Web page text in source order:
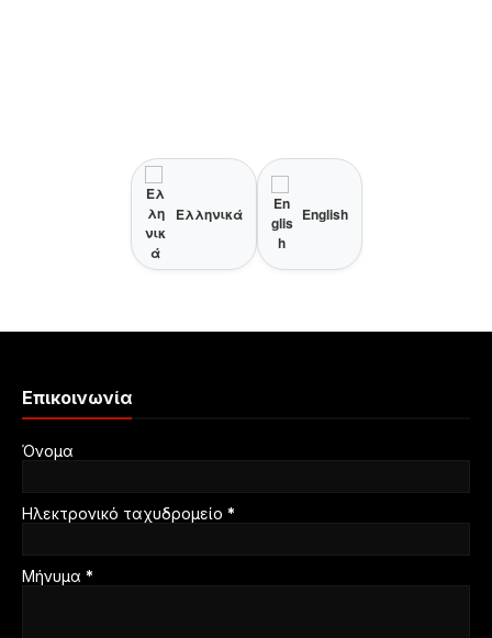
Ελληνικά English
Επικοινωνία
Όνομα
Ηλεκτρονικό ταχυδρομείο *
Μήνυμα *